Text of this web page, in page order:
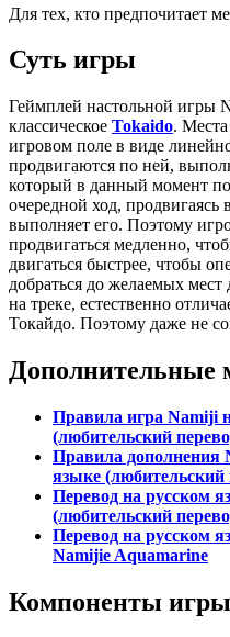
Для тех, кто предпочитает
Суть игры
Геймплей настольной игры
классическое Tokaido.
игровом поле в виде
продвигаются по ней,
который в данный момент
очередной ход, продвигаясь
выполняет его. Поэтому
продвигаться медленно,
двигаться быстрее, чтобы
добраться до желаемых
на треке, естественно
Токайдо. Поэтому даже не
Дополнительные
Правила игра Namiji
(любительский
Правила дополнения
языке (любительский
Перевод на русском
(любительский
Перевод на русском
Namijie Aquamarine
Компоненты игры